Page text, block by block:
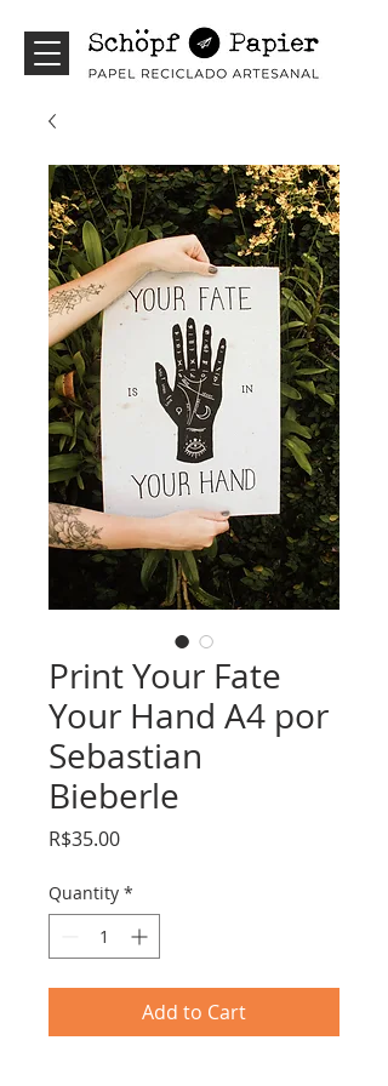
Print Your Fate
Your Hand A4 por
Sebastian
Bieberle
R$35.00Price
Quantity *
Add to Cart